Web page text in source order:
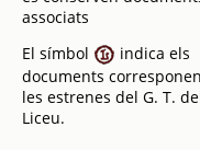
associats
El símbol
indica els
documents
les estrenes del G. T.
Liceu.